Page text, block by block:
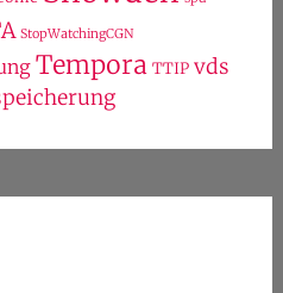
StopWatchingCGN
Tempora TTIP vds